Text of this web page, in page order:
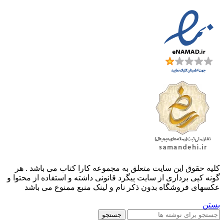
کليه حقوق اين سايت متعلق به مجموعه کارا کتاب می باشد . هر
گونه کپی برداری از سایت پیگرد قانونی داشته و استفاده از محتوا و
عکسهای فروشگاه بدون ذکر نام و لینک منبع ممنوع می باشد
بستن
جستجو